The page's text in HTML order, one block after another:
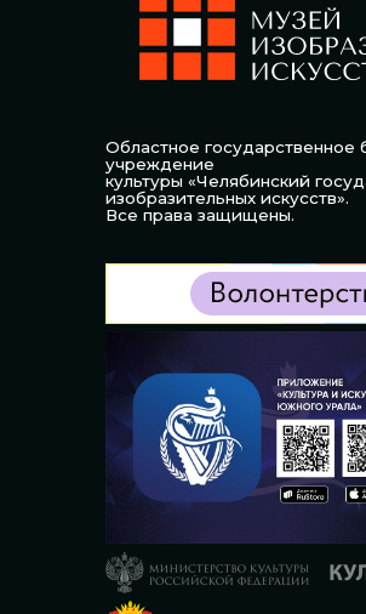
Областное
учреждение
культуры «Челябинский
изобразительных искусств».
Все права защищены.